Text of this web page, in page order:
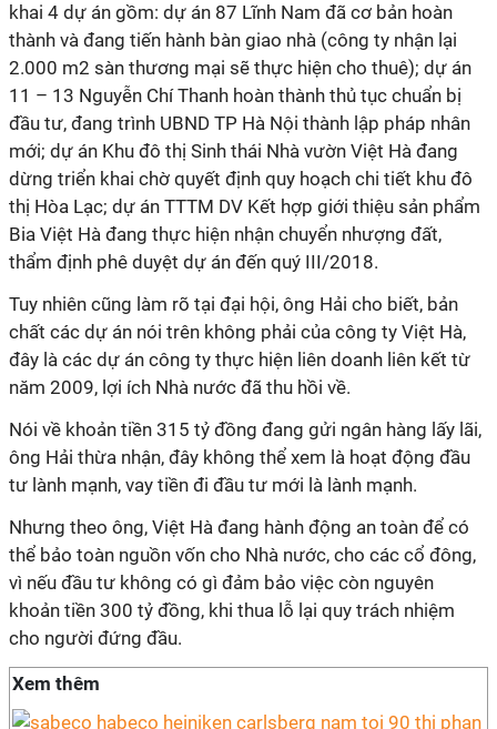
khai 4 dự án gồm: dự án 87 Lĩnh Nam đã cơ bản hoàn
thành và đang tiến hành bàn giao nhà (công ty nhận lại
2.000 m2 sàn thương mại sẽ thực hiện cho thuê); dự án
11 – 13 Nguyễn Chí Thanh hoàn thành thủ tục chuẩn bị
đầu tư, đang trình UBND TP Hà Nội thành lập pháp nhân
mới; dự án Khu đô thị Sinh thái Nhà vườn Việt Hà đang
dừng triển khai chờ quyết định quy hoạch chi tiết khu đô
thị Hòa Lạc; dự án TTTM DV Kết hợp giới thiệu sản phẩm
Bia Việt Hà đang thực hiện nhận chuyển nhượng đất,
thẩm định phê duyệt dự án đến quý III/2018.
Tuy nhiên cũng làm rõ tại đại hội, ông Hải cho biết, bản
chất các dự án nói trên không phải của công ty Việt Hà,
đây là các dự án công ty thực hiện liên doanh liên kết từ
năm 2009, lợi ích Nhà nước đã thu hồi về.
Nói về khoản tiền 315 tỷ đồng đang gửi ngân hàng lấy lãi,
ông Hải thừa nhận, đây không thể xem là hoạt động đầu
tư lành mạnh, vay tiền đi đầu tư mới là lành mạnh.
Nhưng theo ông, Việt Hà đang hành động an toàn để có
thể bảo toàn nguồn vốn cho Nhà nước, cho các cổ đông,
vì nếu đầu tư không có gì đảm bảo việc còn nguyên
khoản tiền 300 tỷ đồng, khi thua lỗ lại quy trách nhiệm
cho người đứng đầu.
Xem thêm